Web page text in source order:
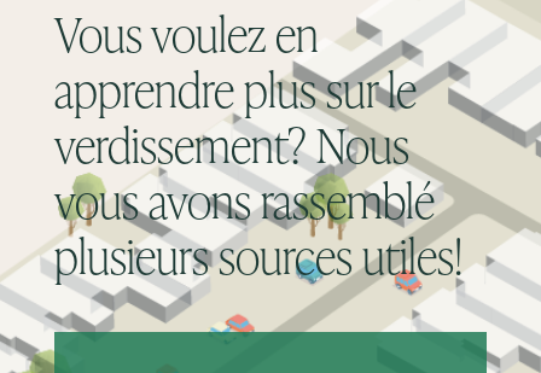
Vous voulez en
apprendre plus sur le
verdissement? Nous
vous avons rassemblé
plusieurs sources utiles!